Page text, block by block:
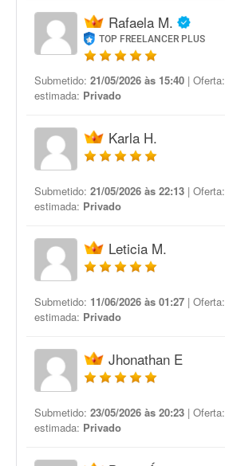
Rafaela M.
TOP FREELANCER PLUS
Submetido: 21/05/2026 às 15:40 | Oferta:
estimada: Privado
Karla H.
Submetido: 21/05/2026 às 22:13 | Oferta:
estimada: Privado
Leticia M.
Submetido: 11/06/2026 às 01:27 | Oferta:
estimada: Privado
Jhonathan E
Submetido: 23/05/2026 às 20:23 | Oferta:
estimada: Privado